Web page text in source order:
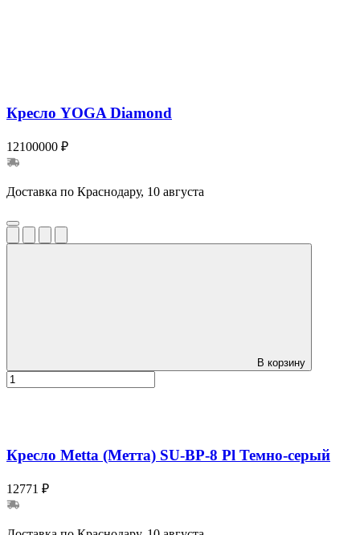
Кресло YOGA Diamond
12100000 ₽
Доставка по Краснодару, 10 августа
В корзину
Кресло Metta (Метта) SU-BP-8 Pl Темно-серый
12771 ₽